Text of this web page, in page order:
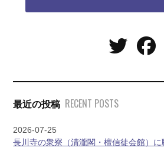
最近の投稿 RECENT POSTS
2026-07-25
長川寺の衆寮（清瀧閣・檀信徒会館）に